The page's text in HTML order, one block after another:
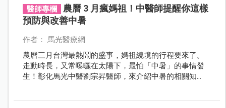
醫師專欄
農曆 3 月瘋媽祖！中醫師提醒你這樣
預防與改善中暑
作者： 馬光醫療網
農曆三月台灣最熱鬧的盛事，媽祖繞境的行程要來了。
走動時長，又常曝曬在太陽下，最怕「中暑」的事情發
生！彰化馬光中醫劉宗昇醫師，來介紹中暑的相關知